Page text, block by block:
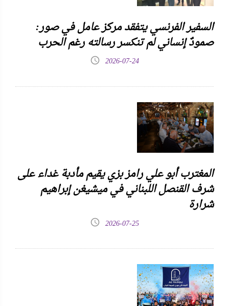
السفير الفرنسي يتفقد مركز عامل في صور:
صمودٌ إنساني لم تنكسر رسالته رغم الحرب
2026-07-24
المغترب أبو علي رامز بزي يقيم مأدبة غداء على
شرف القنصل اللبناني في ميشيغن إبراهيم
شرارة
2026-07-25